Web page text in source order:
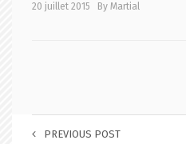
20 juillet 2015 By Martial
PREVIOUS POST